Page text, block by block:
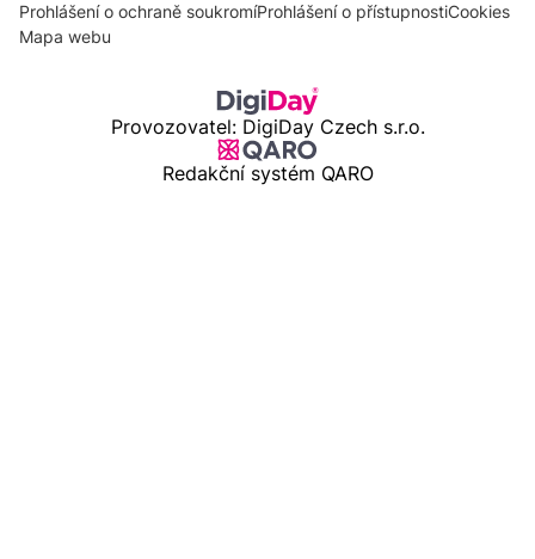
Prohlášení o ochraně soukromíProhlášení o přístupnostiCookies
Mapa webu
Provozovatel: DigiDay Czech s.r.o.
Redakční systém QARO